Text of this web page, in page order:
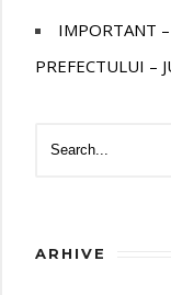
IMPORTANT
PREFECTULUI –
ARHIVE